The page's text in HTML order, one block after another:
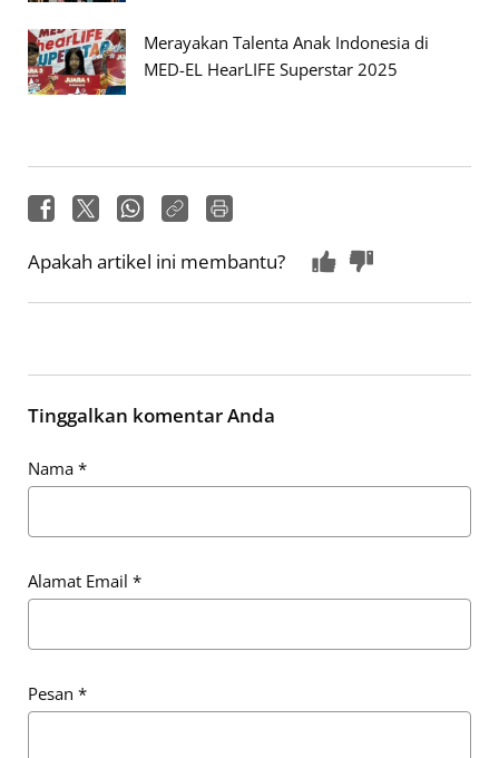
Merayakan Talenta Anak Indonesia di
MED-EL HearLIFE Superstar 2025
Apakah artikel ini membantu?
Tinggalkan komentar Anda
Nama *
Alamat Email *
Pesan *